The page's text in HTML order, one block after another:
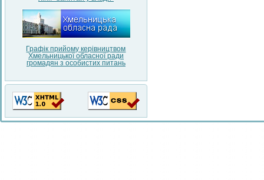
Графік прийому керівництвом
Хмельницької обласної ради
громадян з особистих питань